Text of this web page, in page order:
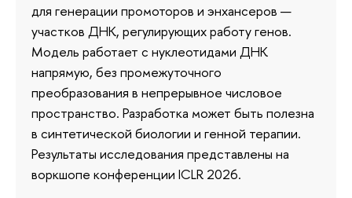
для генерации промоторов и энхансеров —
участков ДНК, регулирующих работу генов.
Модель работает с нуклеотидами ДНК
напрямую, без промежуточного
преобразования в непрерывное числовое
пространство. Разработка может быть полезна
в синтетической биологии и генной терапии.
Результаты исследования представлены на
воркшопе конференции ICLR 2026.